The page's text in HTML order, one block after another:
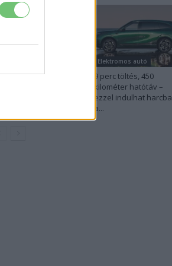
átlépte a
Elektromos autó
9 perc töltés, 450
kilométer hatótáv –
ezzel indulhat harcba
a...